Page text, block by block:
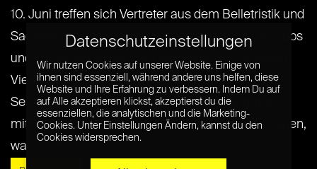
10. Juni treffen sich Vertreter aus dem Belletristik und
Sachbuch-Genre im Novotel City Alster um die Tipps
und Tricks von erfahrenen Indie-Autoren zu lernen.
Viele Autoren, die ihre Werke erfolgreich im
Selbstverlag herausgebracht haben, bekommen
mittlerweile gute Angebote von klassischen Verlagen,
was für den[...] [...]
Datenschutzeinstellungen
Wir nutzen Cookies auf unserer Website. Einige von
ihnen sind essenziell, während andere uns helfen, diese
Website und Ihre Erfahrung zu verbessern. Indem Du auf
auf Alle akzeptieren klickst, akzeptierst du die
essenziellen, die analytischen und die Marketing-
Cookies. Unter Einstellungen Ändern, kannst du den
Cookies widersprechen.